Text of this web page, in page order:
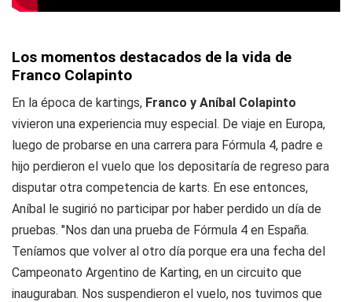
Los momentos destacados de la vida de
Franco Colapinto
En la época de kartings, Franco y Aníbal Colapinto
vivieron una experiencia muy especial. De viaje en Europa,
luego de probarse en una carrera para Fórmula 4, padre e
hijo perdieron el vuelo que los depositaría de regreso para
disputar otra competencia de karts. En ese entonces,
Aníbal le sugirió no participar por haber perdido un día de
pruebas. "Nos dan una prueba de Fórmula 4 en España.
Teníamos que volver al otro día porque era una fecha del
Campeonato Argentino de Karting, en un circuito que
inauguraban. Nos suspendieron el vuelo, nos tuvimos que